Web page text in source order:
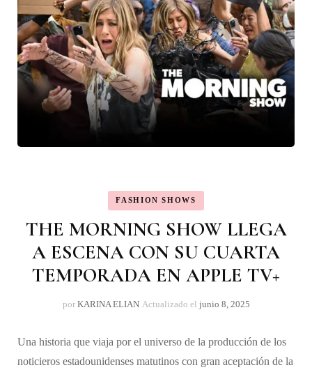
FASHION SHOWS
THE MORNING SHOW LLEGA
A ESCENA CON SU CUARTA
TEMPORADA EN APPLE TV+
por KARINA ELIAN Actualizado el junio 8, 2025
Una historia que viaja por el universo de la producción de los
noticieros estadounidenses matutinos con gran aceptación de la